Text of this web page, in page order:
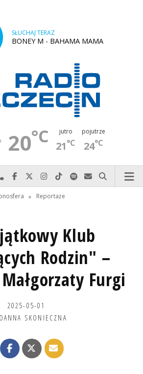
SŁUCHAJ TERAZ
BONEY M - BAHAMA MAMA
20°C jutro
21°C
pojutrze
24°C
Najlepiej po prostu do nas zadzwoń
Odwiedź nas na Facebook-u
Odwiedź nas na X
Odwiedź nas na Instagram-ie
Odwiedź nas na TikTok-u
Szukaj nas na Spotify
Wyślij do nas
Szukaj
» Reportaże
Klub
Rodzin" –
Furgi
2025-05-01
SKONIECZNA